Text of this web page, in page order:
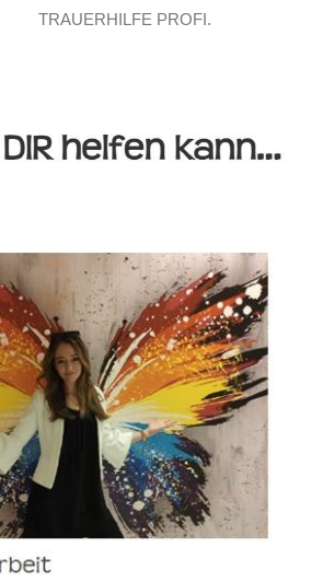
TRAUERHILFE PROFI.